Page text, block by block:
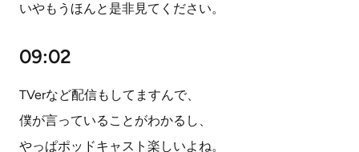
いやもうほんと是非見てください。
09:02
TVerなど配信もしてますんで、
僕が言っていることがわかるし、
やっぱポッドキャスト楽しいよね。